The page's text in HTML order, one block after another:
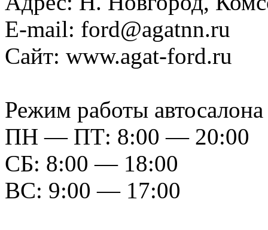
E-mail: ford@agatnn.ru
Сайт: www.agat-ford.ru
Режим работы
ПН — ПТ: 8:00 — 20:00
СБ: 8:00 — 18:00
ВС: 9:00 — 17:00